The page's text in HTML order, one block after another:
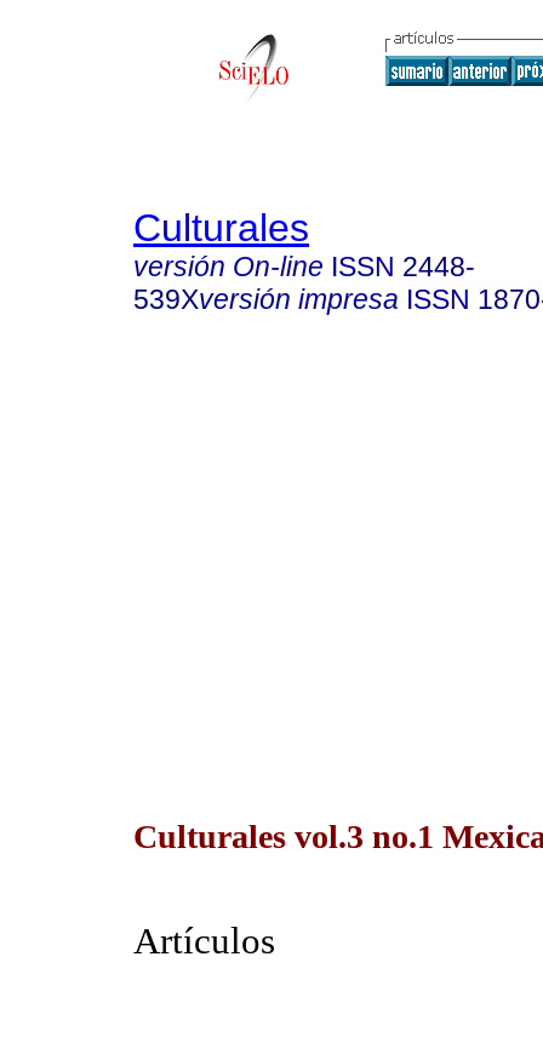
Culturales
versión On-line ISSN 2448-
539Xversión impresa ISSN
Culturales vol.3 no.1
Artículos